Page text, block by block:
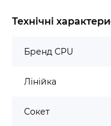
Технічні
Бренд CPU
Лінійка
Сокет